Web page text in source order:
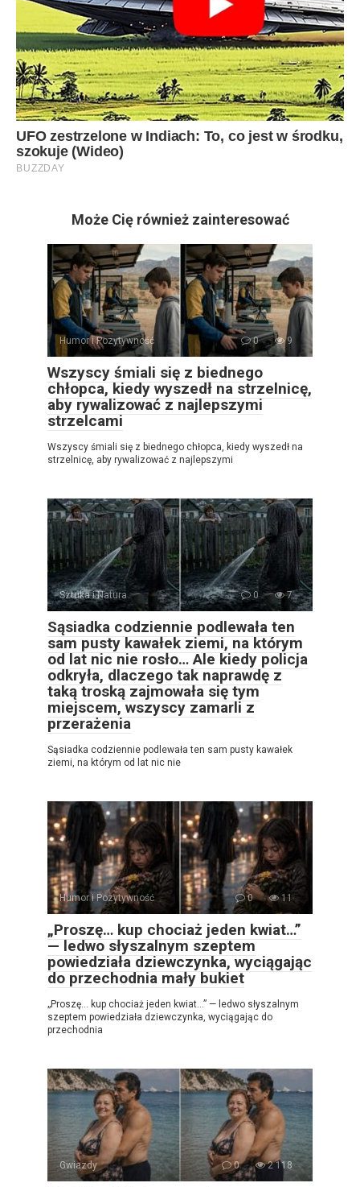
Może Cię również zainteresować
Humor i Pozytywność 0 9
Wszyscy śmiali się z biednego
chłopca, kiedy wyszedł na strzelnicę,
aby rywalizować z najlepszymi
strzelcami
Wszyscy śmiali się z biednego chłopca, kiedy wyszedł na
strzelnicę, aby rywalizować z najlepszymi
Sztuka i Natura 0 7
Sąsiadka codziennie podlewała ten
sam pusty kawałek ziemi, na którym
od lat nic nie rosło… Ale kiedy policja
odkryła, dlaczego tak naprawdę z
taką troską zajmowała się tym
miejscem, wszyscy zamarli z
przerażenia
Sąsiadka codziennie podlewała ten sam pusty kawałek
ziemi, na którym od lat nic nie
Humor i Pozytywność 0 11
„Proszę… kup chociaż jeden kwiat…”
— ledwo słyszalnym szeptem
powiedziała dziewczynka, wyciągając
do przechodnia mały bukiet
„Proszę… kup chociaż jeden kwiat…” — ledwo słyszalnym
szeptem powiedziała dziewczynka, wyciągając do
przechodnia
Gwiazdy 0 2 118